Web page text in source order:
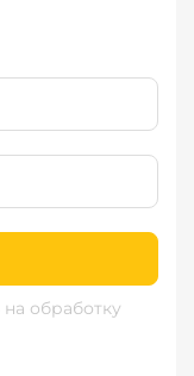
на обработку